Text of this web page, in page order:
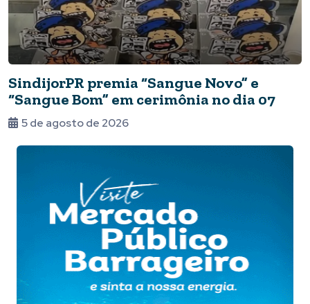
SindijorPR premia “Sangue Novo” e
“Sangue Bom” em cerimônia no dia 07
5 de agosto de 2026